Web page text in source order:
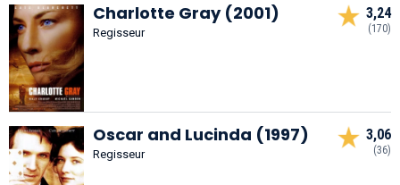
Charlotte Gray (2001)
Regisseur
3,24
(170)
Oscar and Lucinda (1997)
Regisseur
3,06
(36)